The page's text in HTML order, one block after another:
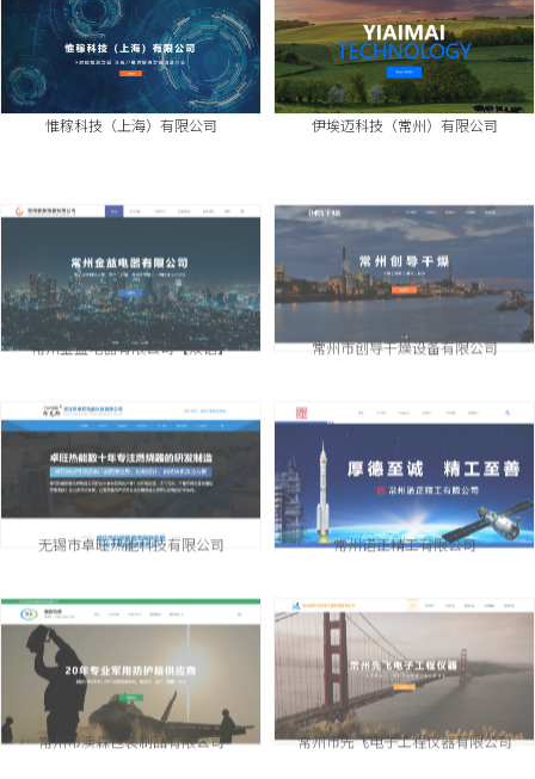
惟稼科技（上海）有限公司 伊埃迈科技（常州）有限公司
常州金益电器有限公司【双语】
无锡市卓旺热能科技有限公司 常州诺正精工有限公司
常州市澳森包装制品有限公司 常州市先飞电子工程仪器有限公司